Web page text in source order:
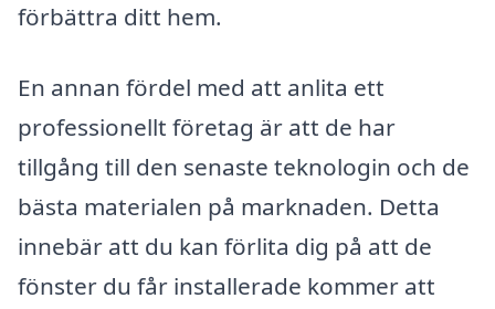
förbättra ditt hem.
En annan fördel med att anlita ett
professionellt företag är att de har
tillgång till den senaste teknologin och de
bästa materialen på marknaden. Detta
innebär att du kan förlita dig på att de
fönster du får installerade kommer att